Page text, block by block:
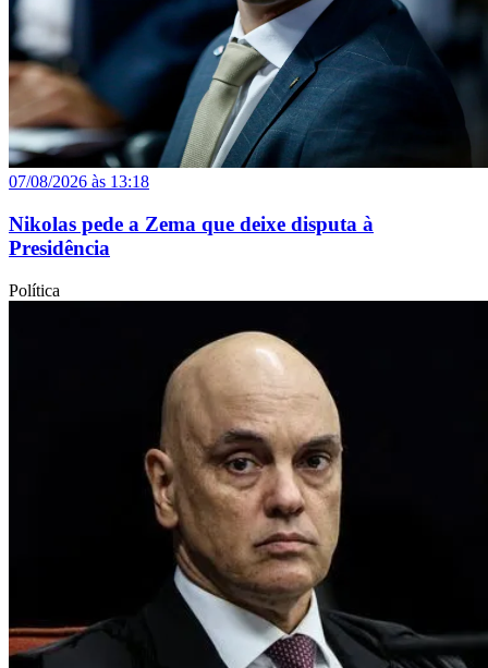
07/08/2026 às 13:18
Nikolas pede a Zema que deixe disputa à
Presidência
Política